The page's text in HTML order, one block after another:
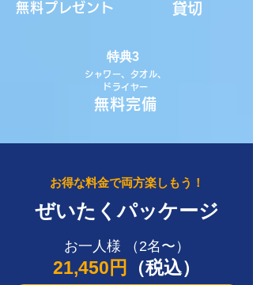
無料プレゼント ​貸切
特典3
シャワー、タオル、
ドライヤー
無料完備
お得な料金で両方楽しもう！
ぜいたくパッケージ
お一人様 （2名〜）
21,450円 （税込）